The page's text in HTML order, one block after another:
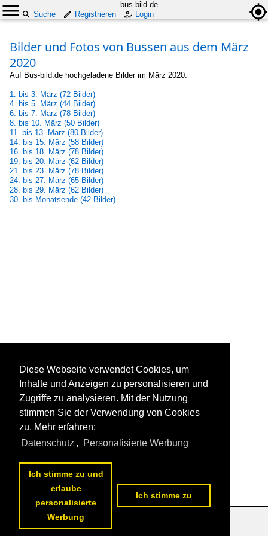
bus-bild.de
Suche
Registrieren Login
Bilder und Fotos von Bussen aus dem März
2020
Auf Bus-bild.de hochgeladene Bilder im März 2020:
1. bis 3. März (72 Bilder)
4. bis 5. März (44 Bilder)
6. bis 7. März (78 Bilder)
8. bis 10. März (50 Bilder)
11. bis 13. März (80 Bilder)
14. bis 15. März (58 Bilder)
16. bis 18. März (78 Bilder)
19. bis 20. März (62 Bilder)
21. bis 23. März (78 Bilder)
24. bis 27. März (65 Bilder)
28. bis 29. März (62 Bilder)
30. bis Monatsende (42 Bilder)
Datenschutzerklärung
Diese Webseite verwendet Cookies, um
Inhalte und Anzeigen zu personalisieren und
Zugriffe zu analysieren. Mit der Nutzung
stimmen Sie der Verwendung von Cookies
zu. Mehr erfahren:
Datenschutz , Personalisierte Werbung
Ich stimme zu und
erlaube
personalisierte
Werbung
Ich stimme zu